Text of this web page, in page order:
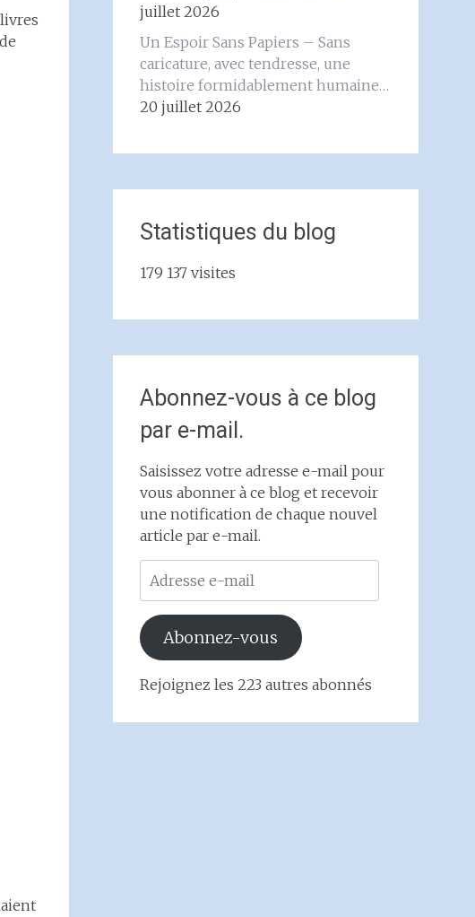
juillet 2026
Un Espoir Sans Papiers – Sans
caricature, avec tendresse, une
histoire formidablement humaine…
20 juillet 2026
Statistiques du blog
179 137 visites
Abonnez-vous à ce blog
par e-mail.
Saisissez votre adresse e-mail pour
vous abonner à ce blog et recevoir
une notification de chaque nouvel
article par e-mail.
Adresse
e-
mail
Abonnez-vous
Rejoignez les 223 autres abonnés